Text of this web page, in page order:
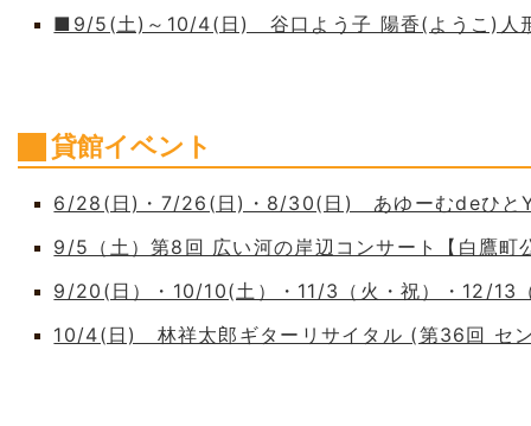
■9/5(土)～10/4(日) 谷口よう子 陽香(ようこ)人
貸館イベント
6/28(日)・7/26(日)・8/30(日) あゆーむdeひと
9/5（土）第8回 広い河の岸辺コンサート【白鷹町
9/20(日）・10/10(土）・11/3（火・祝）・12/
10/4(日) 林祥太郎ギターリサイタル (第36回 セ